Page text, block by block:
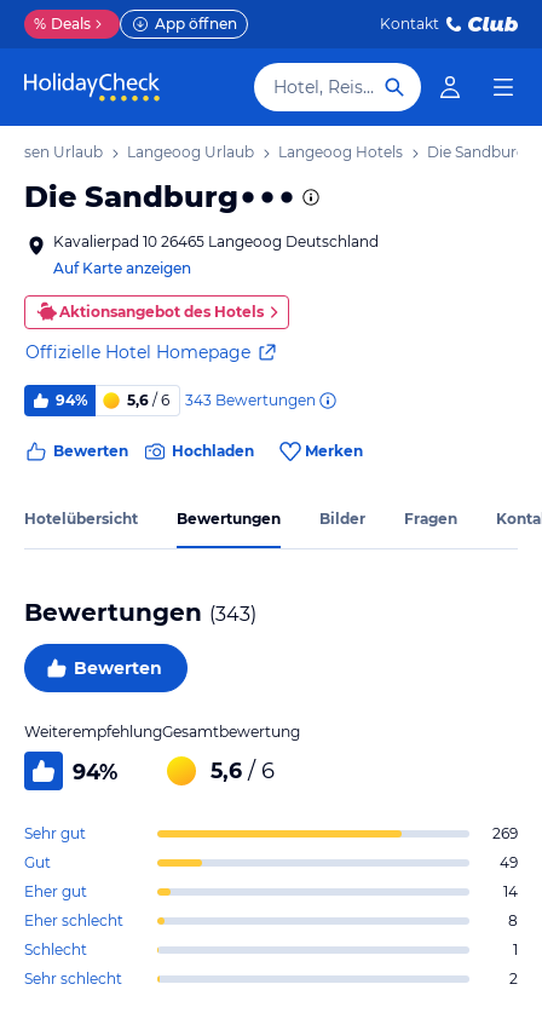
% Deals App öffnen Kontakt
Hotel, Reiseziel
Urlaub Langeoog Urlaub Langeoog Hotels Die Sandburg
Die Sandburg
Kavalierpad 10 26465 Langeoog Deutschland
Auf Karte anzeigen
Aktionsangebot des Hotels
Offizielle Hotel Homepage
94% 5,6 / 6 343 Bewertungen
Bewerten Hochladen Merken
Hotelübersicht Bewertungen Bilder Fragen
Bewertungen (343)
Bewerten
Weiterempfehlung
94%
Gesamtbewertung
5,6 / 6
Sehr gut
269
Gut
49
Eher gut
14
Eher schlecht
8
Schlecht
1
Sehr schlecht
2